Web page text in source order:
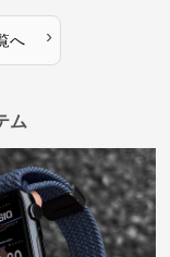
へ ›
ム